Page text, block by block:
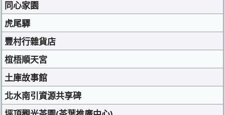
同心家園
虎尾驛
豐村行雜貨店
椬梧順天宮
土庫故事館
北水南引資源共享碑